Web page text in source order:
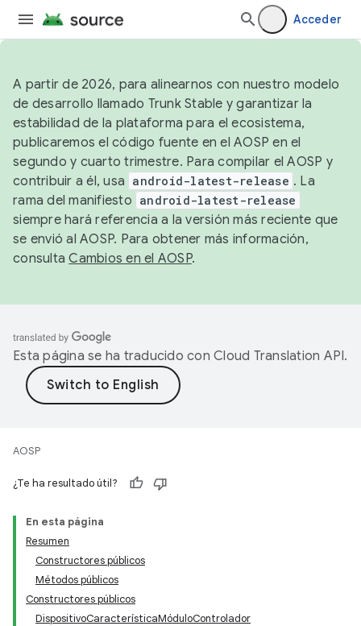
Acceder
A partir de 2026, para alinearnos con nuestro modelo
de desarrollo llamado Trunk Stable y garantizar la
estabilidad de la plataforma para el ecosistema,
publicaremos el código fuente en el AOSP en el
segundo y cuarto trimestre. Para compilar el AOSP y
contribuir a él, usa android-latest-release . La
rama del manifiesto android-latest-release
siempre hará referencia a la versión más reciente que
se envió al AOSP. Para obtener más información,
consultaCambios en el AOSP.
Esta página se ha traducido con Cloud Translation API.
AOSP
¿Te ha resultado útil?
En esta página
Resumen
Constructores públicos
Métodos públicos
Constructores públicos
DispositivoCaracterísticaMóduloControlador